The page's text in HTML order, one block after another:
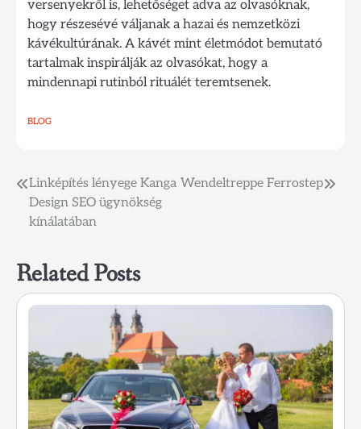
versenyekről is, lehetőséget adva az olvasóknak,
hogy részesévé váljanak a hazai és nemzetközi
kávékultúrának. A kávét mint életmódot bemutató
tartalmak inspirálják az olvasókat, hogy a
mindennapi rutinból rituálét teremtsenek.
BLOG
Bejegyzés
navigáció
Linképítés lényege Kanga
Design SEO ügynökség
kínálatában
Wendeltreppe Ferrostep
Related Posts